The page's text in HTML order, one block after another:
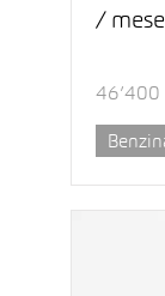
/ mese
46’400